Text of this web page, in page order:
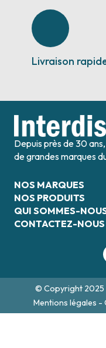
Livraison
Depuis près de 30
de grandes marques
NOS MARQUES
NOS PRODUITS
QUI SOMMES-
CONTACTEZ-NOUS
© Copyright 2025
Mentions légales -